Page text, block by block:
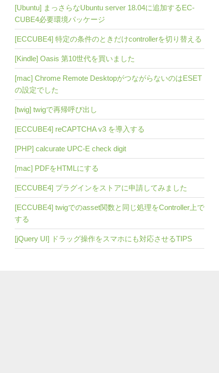
[Ubuntu] まっさらなUbuntu server 18.04に追加するEC-
CUBE4必要環境パッケージ
[ECCUBE4] 特定の条件のときだけcontrollerを切り替える
[Kindle] Oasis 第10世代を買いました
[mac] Chrome Remote DesktopがつながらないのはESET
の設定でした
[twig] twigで再帰呼び出し
[ECCUBE4] reCAPTCHA v3 を導入する
[PHP] calcurate UPC-E check digit
[mac] PDFをHTMLにする
[ECCUBE4] プラグインをストアに申請してみました
[ECCUBE4] twigでのasset関数と同じ処理をController上で
する
[jQuery UI] ドラッグ操作をスマホにも対応させるTIPS